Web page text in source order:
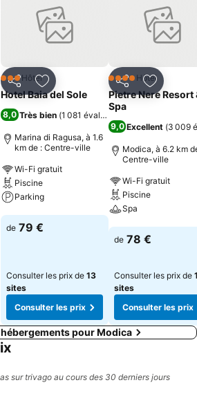
favoris
PartagerAjouter à mes favoris
3 ÉtoilesHôtel
Hotel Baia del Sole
8,0 Très bien (1 081 évaluations
Marina di Ragusa, à 1.6
km de : Centre-ville
Wi-Fi gratuit
Piscine
Parking
Consulter les prix
de 79 €
Consulter les prix de 13
sites
Consulter les prix
PartagerAjouter
4 ÉtoilesHôtel
Pietre Nere Resort
Spa
9,0 Excellent (3 009
Modica, à 6.2 km
Centre-ville
Wi-Fi gratuit
Piscine
Spa
Consulter les
de 78 €
Consulter les prix de
sites
Consulter les prix
pour Modica
sur trivago au cours des 30 derniers jours